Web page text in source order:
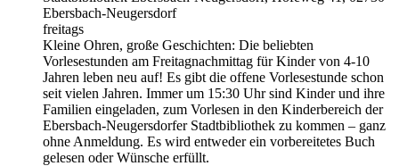
Ebersbach-Neugersdorf
freitags
Kleine Ohren, große Geschichten: Die beliebten
Vorlesestunden am Freitagnachmittag für Kinder von 4-10
Jahren leben neu auf! Es gibt die offene Vorlesestunde schon
seit vielen Jahren. Immer um 15:30 Uhr sind Kinder und ihre
Familien eingeladen, zum Vorlesen in den Kinderbereich der
Ebersbach-Neugersdorfer Stadtbibliothek zu kommen – ganz
ohne Anmeldung. Es wird entweder ein vorbereitetes Buch
gelesen oder Wünsche erfüllt.